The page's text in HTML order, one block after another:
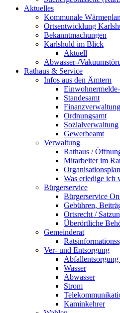
Aktuelles
Kommunale
Ortsentwicklung
Bekanntmachungen
Karlshuld im Blick
Aktuell
Abwasser-/
Rathaus & Service
Infos aus den Ämtern
Standesamt
Finanzverwaltung
Ordnungsamt
Sozialverwaltung
Gewerbeamt
Verwaltung
Rathaus /
Mitarbeiter im
Organisationsplan
Was erledige ich
Bürgerservice
Bürgerservice
Gebühren,
Ortsrecht /
Überörtliche
Gemeinderat
Ver- und Entsorgung
Wasser
Abwasser
Strom
Kaminkehrer